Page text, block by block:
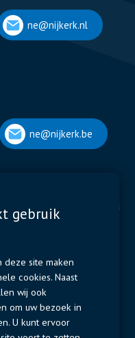
ne@nijkerk.nl
ne@nijkerk.be
Power Solutions
Contactors & Fuses
Measurement
Resistors
gebruik
deze site maken
cookies. Naast
wij ook
om uw bezoek in
U kunt ervoor